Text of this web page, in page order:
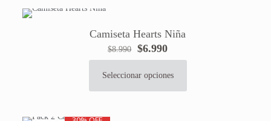
Camiseta Hearts Niña
$8.990
El
precio
original
$6.990El
precio
actual
Seleccionar opciones
producto
múltiples